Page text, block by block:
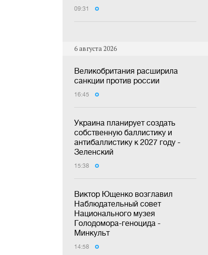
09:31
6 августа 2026
Великобритания расширила
санкции против россии
16:45
Украина планирует создать
собственную баллистику и
антибаллистику к 2027 году -
Зеленский
15:38
Виктор Ющенко возглавил
Наблюдательный совет
Национального музея
Голодомора-геноцида -
Минкульт
14:58